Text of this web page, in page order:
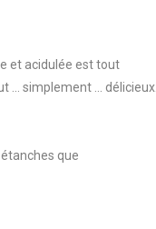
et acidulée est tout
... simplement ... délicieux.
que